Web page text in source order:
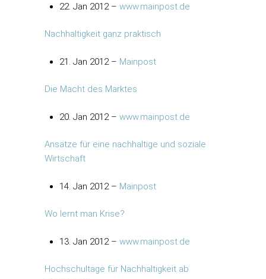
22. Jan 2012 – www.mainpost.de
Nachhaltigkeit ganz praktisch
21. Jan 2012 – Mainpost
Die Macht des Marktes
20. Jan 2012 – www.mainpost.de
Ansätze für eine nachhaltige und soziale
Wirtschaft
14. Jan 2012 – Mainpost
Wo lernt man Krise?
13. Jan 2012 – www.mainpost.de
Hochschultage für Nachhaltigkeit ab